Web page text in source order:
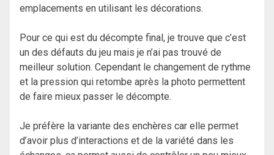
emplacements en utilisant les décorations.
Pour ce qui est du décompte final, je trouve que c’est
un des défauts du jeu mais je n’ai pas trouvé de
meilleur solution. Cependant le changement de rythme
et la pression qui retombe après la photo permettent
de faire mieux passer le décompte.
Je préfère la variante des enchères car elle permet
d’avoir plus d’interactions et de la variété dans les